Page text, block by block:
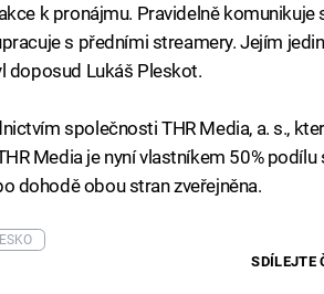
k pronájmu. Pravidelně komunikuje
s předními streamery. Jejím
doposud Lukáš Pleskot.
společnosti THR Media, a. s.,
Media je nyní vlastníkem 50%
dohodě obou stran zveřejněna.
SDÍLEJTE